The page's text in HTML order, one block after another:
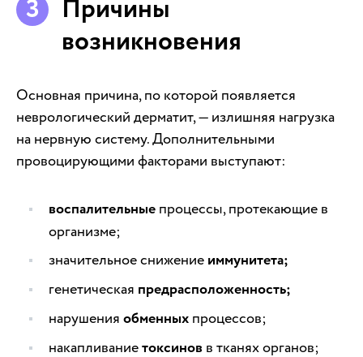
Причины
возникновения
Основная причина, по которой появляется
неврологический дерматит, — излишняя нагрузка
на нервную систему. Дополнительными
провоцирующими факторами выступают:
воспалительные процессы, протекающие в
организме;
значительное снижение иммунитета;
генетическая предрасположенность;
нарушения обменных процессов;
накапливаниетоксинов в тканях органов;